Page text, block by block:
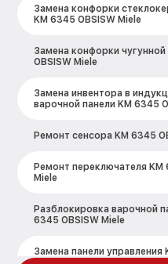
Замена конфорки
KM 6345 OBSISW Miele
Замена конфорки чугунной
OBSISW Miele
Замена инвентора в
варочной панели KM 6345
Ремонт сенсора KM 6345
Ремонт переключателя KM
Miele
Разблокировка варочной
6345 OBSISW Miele
Замена панели управления